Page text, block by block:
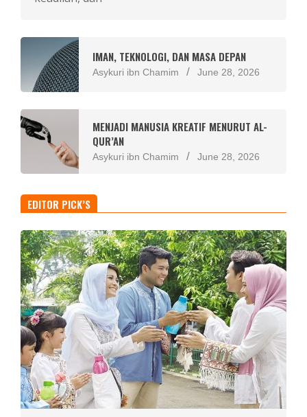
IMAN, TEKNOLOGI, DAN MASA DEPAN
Asykuri ibn Chamim June 28, 2026
MENJADI MANUSIA KREATIF MENURUT AL-
QUR’AN
Asykuri ibn Chamim June 28, 2026
EDITOR PICK’S